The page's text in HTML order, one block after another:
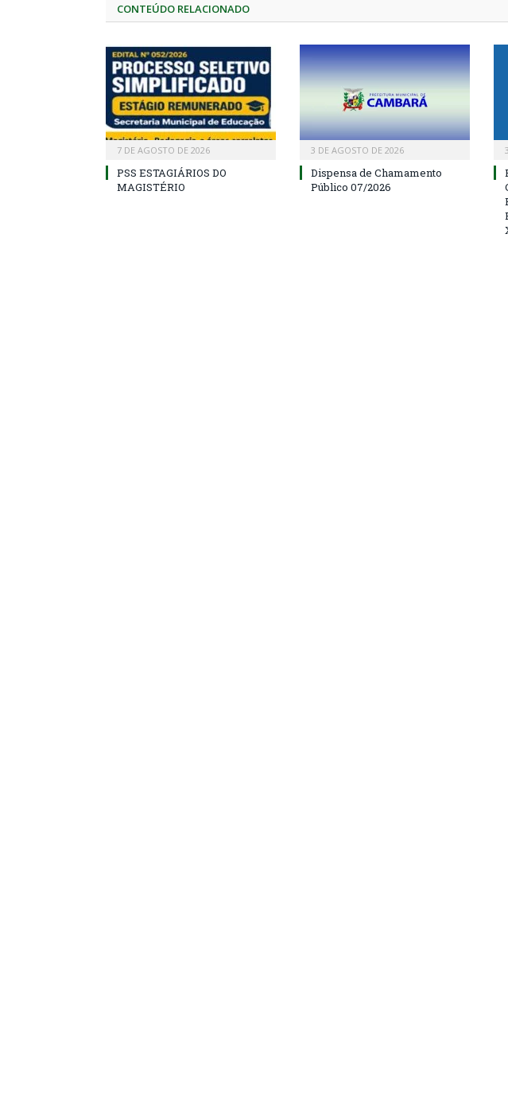
CONTEÚDO RELACIONADO
7 DE AGOSTO DE 2026
PSS ESTAGIÁRIOS DO
MAGISTÉRIO
3 DE AGOSTO DE 2026
Dispensa de Chamamento
Público 07/2026